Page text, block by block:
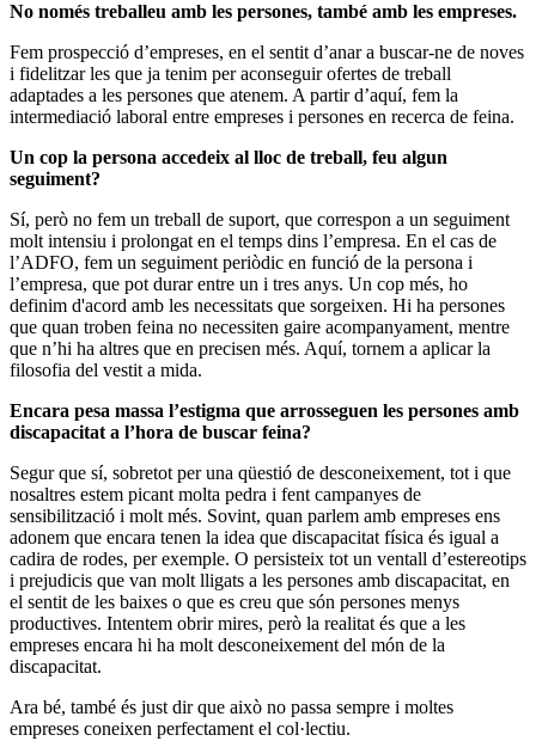
No només treballeu amb les persones, també amb les empreses.
Fem prospecció d’empreses, en el sentit d’anar a buscar-ne de noves
i fidelitzar les que ja tenim per aconseguir ofertes de treball
adaptades a les persones que atenem. A partir d’aquí, fem la
intermediació laboral entre empreses i persones en recerca de feina.
Un cop la persona accedeix al lloc de treball, feu algun
seguiment?
Sí, però no fem un treball de suport, que correspon a un seguiment
molt intensiu i prolongat en el temps dins l’empresa. En el cas de
l’ADFO, fem un seguiment periòdic en funció de la persona i
l’empresa, que pot durar entre un i tres anys. Un cop més, ho
definim d'acord amb les necessitats que sorgeixen. Hi ha persones
que quan troben feina no necessiten gaire acompanyament, mentre
que n’hi ha altres que en precisen més. Aquí, tornem a aplicar la
filosofia del vestit a mida.
Encara pesa massa l’estigma que arrosseguen les persones amb
discapacitat a l’hora de buscar feina?
Segur que sí, sobretot per una qüestió de desconeixement, tot i que
nosaltres estem picant molta pedra i fent campanyes de
sensibilització i molt més. Sovint, quan parlem amb empreses ens
adonem que encara tenen la idea que discapacitat física és igual a
cadira de rodes, per exemple. O persisteix tot un ventall d’estereotips
i prejudicis que van molt lligats a les persones amb discapacitat, en
el sentit de les baixes o que es creu que són persones menys
productives. Intentem obrir mires, però la realitat és que a les
empreses encara hi ha molt desconeixement del món de la
discapacitat.
Ara bé, també és just dir que això no passa sempre i moltes
empreses coneixen perfectament el col·lectiu.